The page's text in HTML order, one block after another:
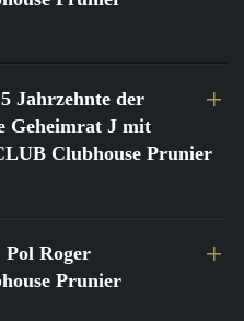
Jahrzehnte der
Geheimrat J mit
Clubhouse Prunier
Pol Roger
Prunier